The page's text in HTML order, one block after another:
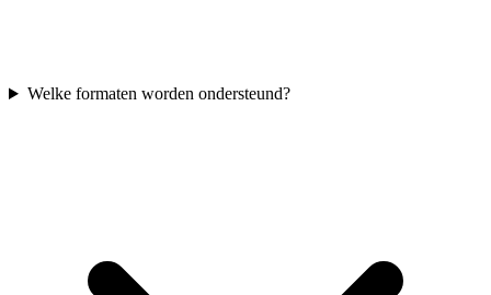
Welke formaten worden ondersteund?